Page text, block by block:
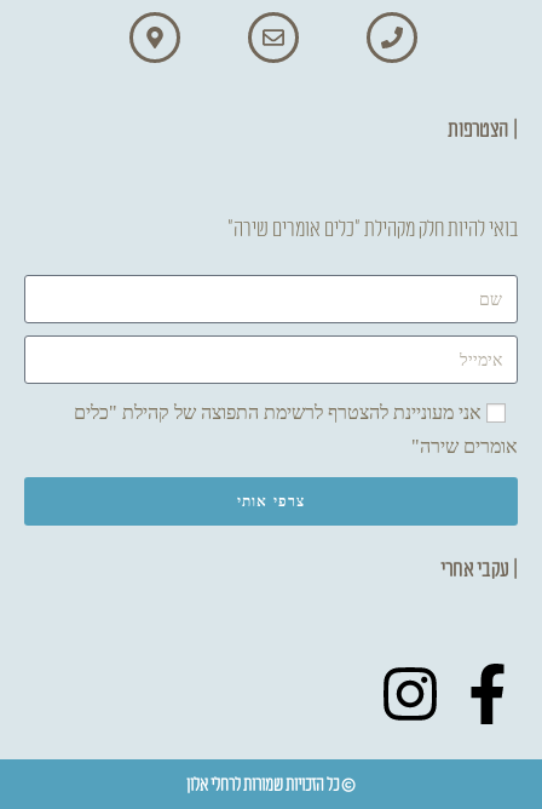
| הצטרפות
בואי להיות חלק מקהילת "כלים אומרים שירה"
אני מעוניינת להצטרף לרשימת התפוצה של קהילת "כלים
אומרים שירה"
צרפי אותי
| עקבי אחרי
© כל הזכויות שמורות לרחלי אלון